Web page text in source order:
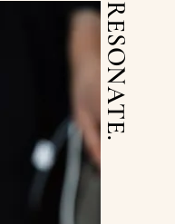
RESONATE.